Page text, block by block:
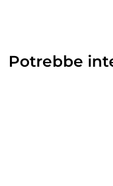
Potrebbe